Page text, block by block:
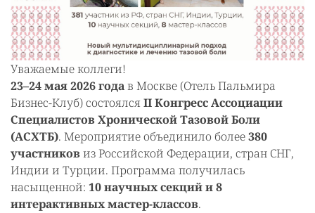
Уважаемые коллеги!
23–24 мая 2026 годав Москве (Отель Пальмира
Бизнес-Клуб) состоялсяII Конгресс Ассоциации
Специалистов Хронической Тазовой Боли
(АСХТБ). Мероприятие объединило более380
участниковиз Российской Федерации, стран СНГ,
Индии и Турции. Программа получилась
насыщенной: 10 научных секций и 8
интерактивных мастер-классов.